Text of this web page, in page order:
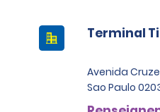
Terminal
Avenida
Sao Paulo